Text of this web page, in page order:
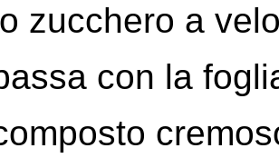
zucchero a
con la